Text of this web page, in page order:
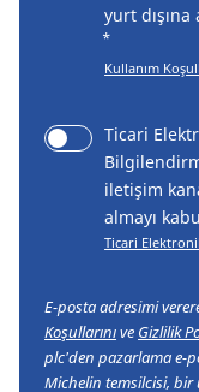
yurt dışına
*
Kullanım
Ticari
iletişim
almayı
Ticari
E-posta adresimi
Koşullarınıve Gizlilik
plc'den pazarlama e-
Michelin temsilcisi,